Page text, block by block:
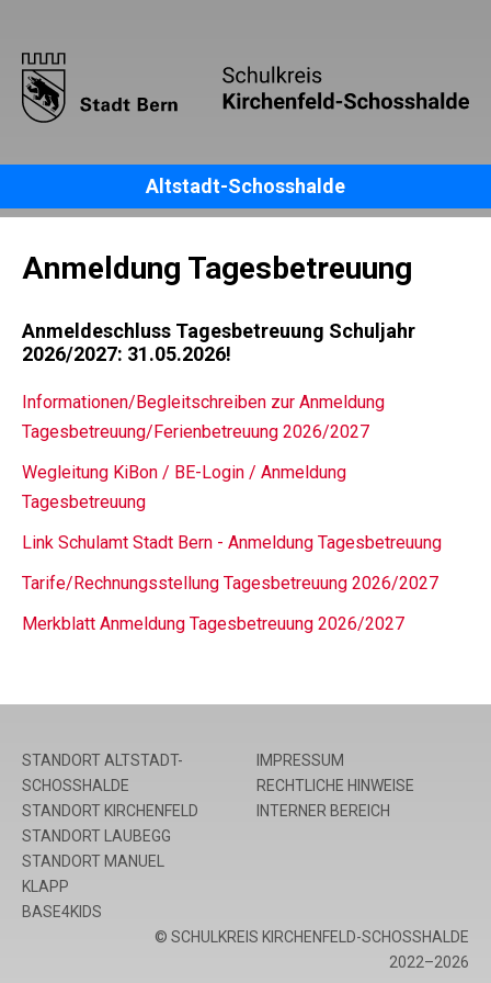
Altstadt-Schosshalde
Anmeldung Tagesbetreuung
Anmeldeschluss Tagesbetreuung Schuljahr
2026/2027: 31.05.2026!
Informationen/Begleitschreiben zur Anmeldung
Tagesbetreuung/Ferienbetreuung 2026/2027
Wegleitung KiBon / BE-Login / Anmeldung
Tagesbetreuung
Link Schulamt Stadt Bern - Anmeldung Tagesbetreuung
Tarife/Rechnungsstellung Tagesbetreuung 2026/2027
Merkblatt Anmeldung Tagesbetreuung 2026/2027
STANDORT ALTSTADT-
SCHOSSHALDE
STANDORT KIRCHENFELD
STANDORT LAUBEGG
STANDORT MANUEL
IMPRESSUM
RECHTLICHE HINWEISE
INTERNER BEREICH
KLAPP
BASE4KIDS
© SCHULKREIS KIRCHENFELD-SCHOSSHALDE
2022–2026